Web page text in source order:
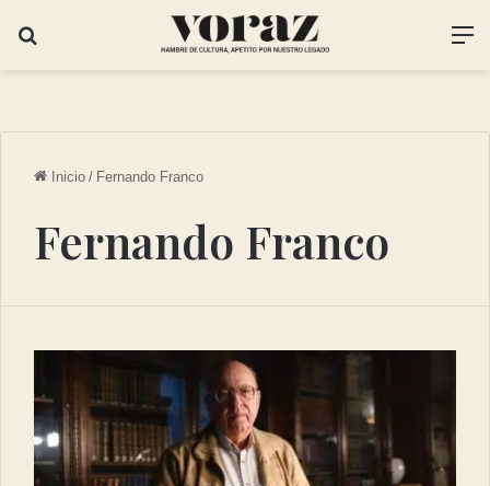
Inicio / Fernando Franco
Fernando Franco